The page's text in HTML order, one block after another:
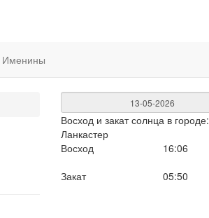
Именины
Восход и закат солнца в городе:
Ланкастер
Восход
16:06
Закат
05:50